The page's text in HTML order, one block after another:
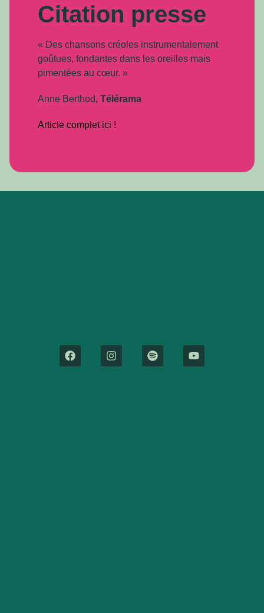
Citation presse
« Des chansons créoles instrumentalement
goûtues, fondantes dans les oreilles mais
pimentées au cœur. »
Anne Berthod, Télérama
Article complet ici !